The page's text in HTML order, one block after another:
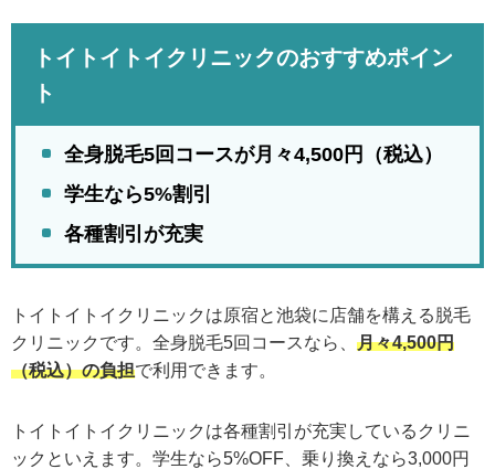
トイトイトイクリニックのおすすめポイン
ト
全身脱毛5回コースが月々4,500円（税込）
学生なら5%割引
各種割引が充実
トイトイトイクリニックは原宿と池袋に店舗を構える脱毛
クリニックです。全身脱毛5回コースなら、 月々4,500円
（税込）の負担で利用できます。
トイトイトイクリニックは各種割引が充実しているクリニ
ックといえます。学生なら5%OFF、乗り換えなら3,000円